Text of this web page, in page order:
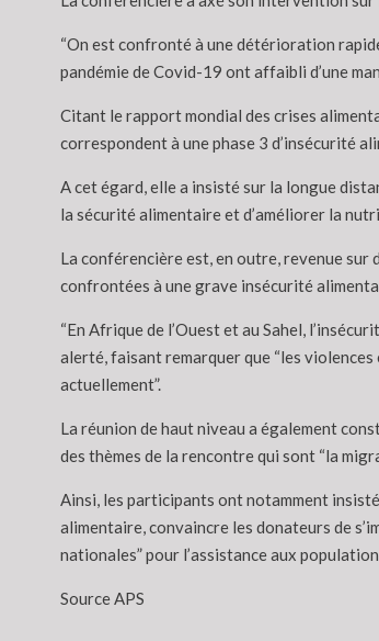
“On est confronté à une détérioration
pandémie de Covid-19 ont affaibli d’une
Citant le rapport mondial des crises
correspondent à une phase 3 d’insécurité
A cet égard, elle a insisté sur la longue
la sécurité alimentaire et d’améliorer la
La conférencière est, en outre, revenue sur
confrontées à une grave insécurité
“En Afrique de l’Ouest et au Sahel,
alerté, faisant remarquer que “les
actuellement”.
La réunion de haut niveau a également
des thèmes de la rencontre qui sont “la
Ainsi, les participants ont notamment
alimentaire, convaincre les donateurs de
nationales” pour l’assistance aux
Source APS